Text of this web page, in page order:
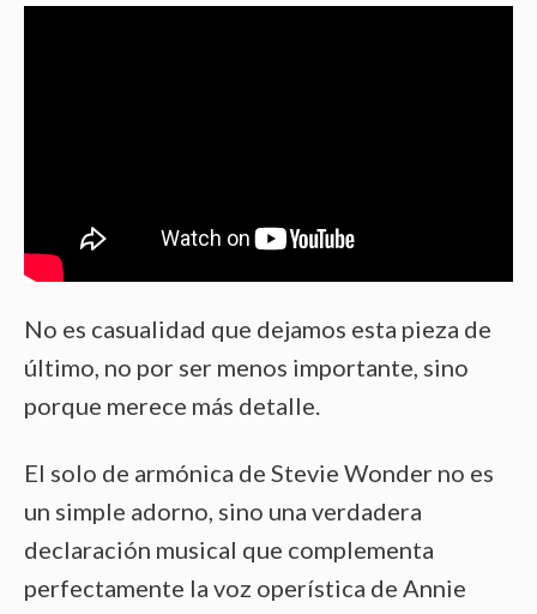
No es casualidad que dejamos esta pieza de
último, no por ser menos importante, sino
porque merece más detalle.
El solo de armónica de Stevie Wonder no es
un simple adorno, sino una verdadera
declaración musical que complementa
perfectamente la voz operística de Annie